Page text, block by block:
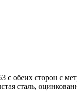
обеих сторон с
сталь,